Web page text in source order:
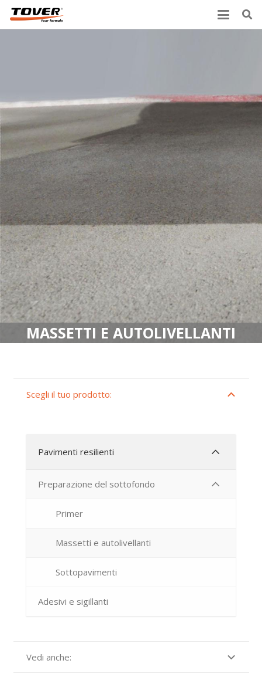
MASSETTI E AUTOLIVELLANTI
Scegli il tuo prodotto:
Pavimenti resilienti
Preparazione del sottofondo
Primer
Massetti e autolivellanti
Sottopavimenti
Adesivi e sigillanti
Vedi anche: